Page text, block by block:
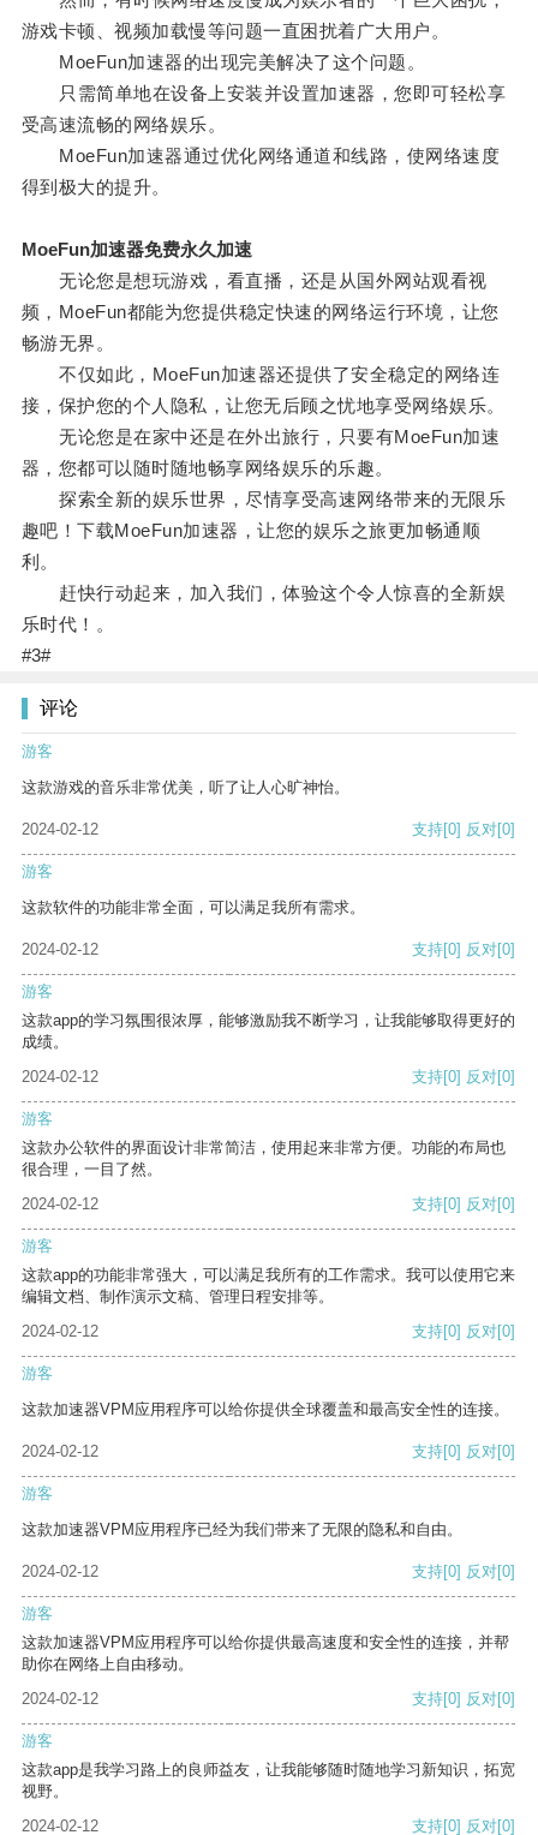
游戏卡顿、视频加载慢等问题一直困扰着广大用户。
MoeFun加速器的出现完美解决了这个问题。
只需简单地在设备上安装并设置加速器，您即可轻松享
受高速流畅的网络娱乐。
MoeFun加速器通过优化网络通道和线路，使网络速度
得到极大的提升。
MoeFun加速器免费永久加速
无论您是想玩游戏，看直播，还是从国外网站观看视
频，MoeFun都能为您提供稳定快速的网络运行环境，让您
畅游无界。
不仅如此，MoeFun加速器还提供了安全稳定的网络连
接，保护您的个人隐私，让您无后顾之忧地享受网络娱乐。
无论您是在家中还是在外出旅行，只要有MoeFun加速
器，您都可以随时随地畅享网络娱乐的乐趣。
探索全新的娱乐世界，尽情享受高速网络带来的无限乐
趣吧！下载MoeFun加速器，让您的娱乐之旅更加畅通顺
利。
赶快行动起来，加入我们，体验这个令人惊喜的全新娱
乐时代！。
#3#
评论
游客
这款游戏的音乐非常优美，听了让人心旷神怡。
2024-02-12 支持[0] 反对[0]
游客
这款软件的功能非常全面，可以满足我所有需求。
2024-02-12 支持[0] 反对[0]
游客
这款app的学习氛围很浓厚，能够激励我不断学习，让我能够取得更好的
成绩。
2024-02-12
支持[0] 反对[0]
游客
这款办公软件的界面设计非常简洁，使用起来非常方便。功能的布局也
很合理，一目了然。
2024-02-12
支持[0] 反对[0]
游客
这款app的功能非常强大，可以满足我所有的工作需求。我可以使用它来
编辑文档、制作演示文稿、管理日程安排等。
2024-02-12
支持[0] 反对[0]
游客
这款加速器VPM应用程序可以给你提供全球覆盖和最高安全性的连接。
2024-02-12 支持[0] 反对[0]
游客
这款加速器VPM应用程序已经为我们带来了无限的隐私和自由。
2024-02-12 支持[0] 反对[0]
游客
这款加速器VPM应用程序可以给你提供最高速度和安全性的连接，并帮
助你在网络上自由移动。
2024-02-12
支持[0] 反对[0]
游客
这款app是我学习路上的良师益友，让我能够随时随地学习新知识，拓宽
视野。
2024-02-12
支持[0] 反对[0]